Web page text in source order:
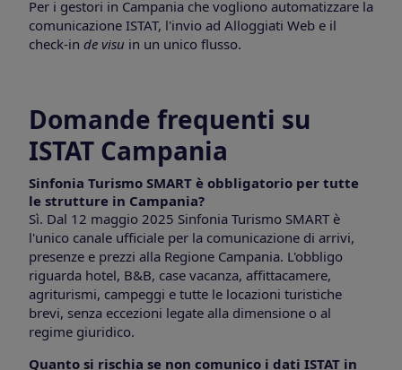
Per i gestori in Campania che vogliono automatizzare la
comunicazione ISTAT, l'invio ad Alloggiati Web e il
check-in de visu in un unico flusso.
Domande frequenti su
ISTAT Campania
Sinfonia Turismo SMART è obbligatorio per tutte
le strutture in Campania?
Sì. Dal 12 maggio 2025 Sinfonia Turismo SMART è
l'unico canale ufficiale per la comunicazione di arrivi,
presenze e prezzi alla Regione Campania. L'obbligo
riguarda hotel, B&B, case vacanza, affittacamere,
agriturismi, campeggi e tutte le locazioni turistiche
brevi, senza eccezioni legate alla dimensione o al
regime giuridico.
Quanto si rischia se non comunico i dati ISTAT in